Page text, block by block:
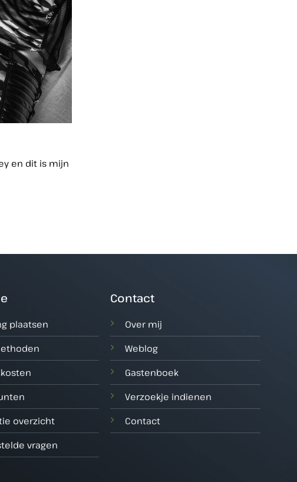
en dit is mijn
plaatsen
overzicht
vragen
Contact
Over mij
Weblog
Gastenboek
Verzoekje indienen
Contact